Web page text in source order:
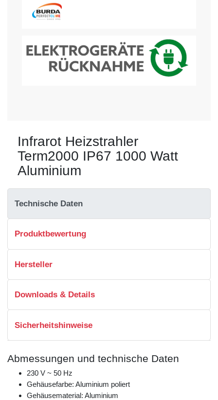
Infrarot Heizstrahler
Term2000 IP67 1000 Watt
Aluminium
Technische Daten
Produktbewertung
Hersteller
Downloads & Details
Sicherheitshinweise
Abmessungen und technische Daten
230 V ~ 50 Hz
Gehäusefarbe: Aluminium poliert
Gehäusematerial: Aluminium